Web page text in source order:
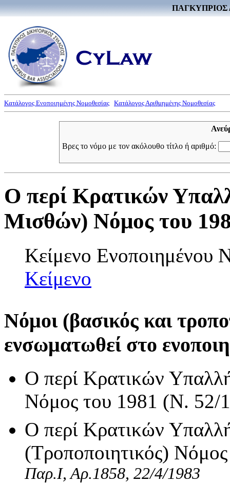
ΠΑΓΚΥΠΡΙΟΣ
Κατάλογος Ενοποιημένης Νομοθεσίας Κατάλογος Αριθμημένης Νομοθεσίας
Βρες το νόμο με τον ακόλουθο τίτλο ή αριθμό:
Ο περί Κρατικών
Μισθών) Νόμος του
Κείμενο
Κείμενο
Νόμοι (βασικός και
ενσωματωθεί στο
Ο περί Κρατικών
Νόμος του 1981 (Ν. 52/
Ο περί Κρατικών
(Τροποποιητικός)
Παρ.Ι, Αρ.1858, 22/4/1983